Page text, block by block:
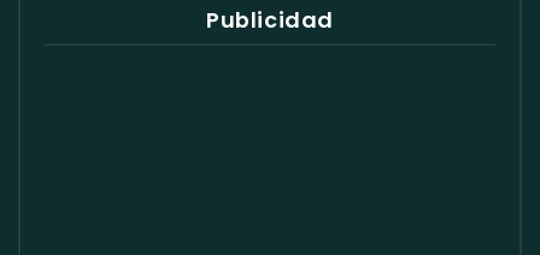
Publicidad